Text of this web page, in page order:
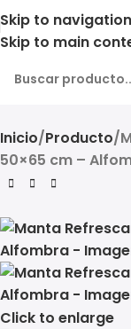
Skip to navigation
Skip to main
Inicio Producto
50×65 cm –
Click to enlarge